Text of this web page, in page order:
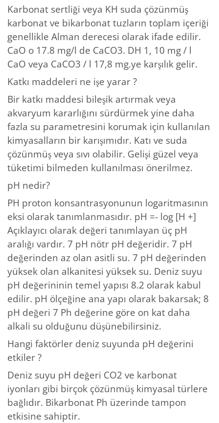
Karbonat sertliği veya KH suda çözünmüş
karbonat ve bikarbonat tuzların toplam içeriği
genellikle Alman derecesi olarak ifade edilir.
CaO o 17.8 mg/l de CaCO3. DH 1, 10 mg / l
CaO veya CaCO3 / l 17,8 mg.ye karşılık gelir.
Katkı maddeleri ne işe yarar ?
Bir katkı maddesi bileşik artırmak veya
akvaryum kararlığını sürdürmek yine daha
fazla su parametresini korumak için kullanılan
kimyasalların bir karışımıdır. Katı ve suda
çözünmüş veya sıvı olabilir. Gelişi güzel veya
tüketimi bilmeden kullanılması önerilmez.
pH nedir?
PH proton konsantrasyonunun logaritmasının
eksi olarak tanımlanmasıdır. pH =- log [H +]
Açıklayıcı olarak değeri tanımlayan üç pH
aralığı vardır. 7 pH nötr pH değeridir. 7 pH
değerinden az olan asitli su. 7 pH değerinden
yüksek olan alkanitesi yüksek su. Deniz suyu
pH değerininin temel yapısı 8.2 olarak kabul
edilir. pH ölçeğine ana yapı olarak bakarsak; 8
pH değeri 7 Ph değerine göre on kat daha
alkali su olduğunu düşünebilirsiniz.
Hangi faktörler deniz suyunda pH değerini
etkiler ?
Deniz suyu pH değeri CO2 ve karbonat
iyonları gibi birçok çözünmüş kimyasal türlere
bağlıdır. Bikarbonat Ph üzerinde tampon
etkisine sahiptir.